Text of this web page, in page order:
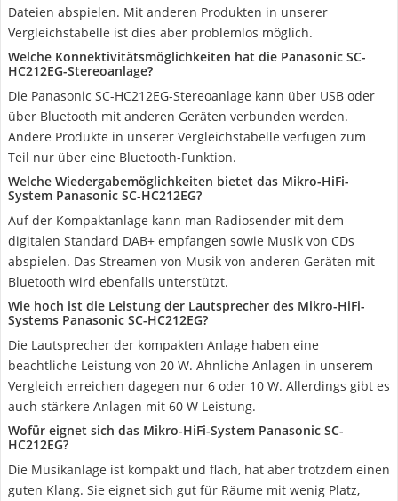
Dateien abspielen. Mit anderen Produkten in unserer
Vergleichstabelle ist dies aber problemlos möglich.
Welche Konnektivitätsmöglichkeiten hat die Panasonic SC-
HC212EG-Stereoanlage?
Die Panasonic SC-HC212EG-Stereoanlage kann über USB oder
über Bluetooth mit anderen Geräten verbunden werden.
Andere Produkte in unserer Vergleichstabelle verfügen zum
Teil nur über eine Bluetooth-Funktion.
Welche Wiedergabemöglichkeiten bietet das Mikro-HiFi-
System Panasonic SC-HC212EG?
Auf der Kompaktanlage kann man Radiosender mit dem
digitalen Standard DAB+ empfangen sowie Musik von CDs
abspielen. Das Streamen von Musik von anderen Geräten mit
Bluetooth wird ebenfalls unterstützt.
Wie hoch ist die Leistung der Lautsprecher des Mikro-HiFi-
Systems Panasonic SC-HC212EG?
Die Lautsprecher der kompakten Anlage haben eine
beachtliche Leistung von 20 W. Ähnliche Anlagen in unserem
Vergleich erreichen dagegen nur 6 oder 10 W. Allerdings gibt es
auch stärkere Anlagen mit 60 W Leistung.
Wofür eignet sich das Mikro-HiFi-System Panasonic SC-
HC212EG?
Die Musikanlage ist kompakt und flach, hat aber trotzdem einen
guten Klang. Sie eignet sich gut für Räume mit wenig Platz,